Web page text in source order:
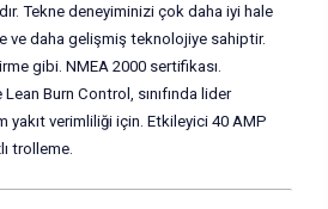
Tekne deneyiminizi çok daha iyi hale
ve daha gelişmiş teknolojiye sahiptir.
gibi. NMEA 2000 sertifikası.
Burn Control, sınıfında lider
yakıt verimliliği için. Etkileyici 40 AMP
trolleme.